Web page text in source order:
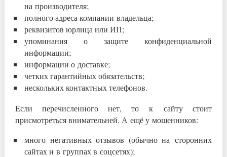
на производителя;
полного адреса компании-владельца;
реквизитов юрлица или ИП;
упоминания о защите конфиденциальной
информации;
информации о доставке;
четких гарантийных обязательств;
нескольких контактных телефонов.
Если перечисленного нет, то к сайту стоит
присмотреться внимательней. А ещё у мошенников:
много негативных отзывов (обычно на сторонних
сайтах и в группах в соцсетях);